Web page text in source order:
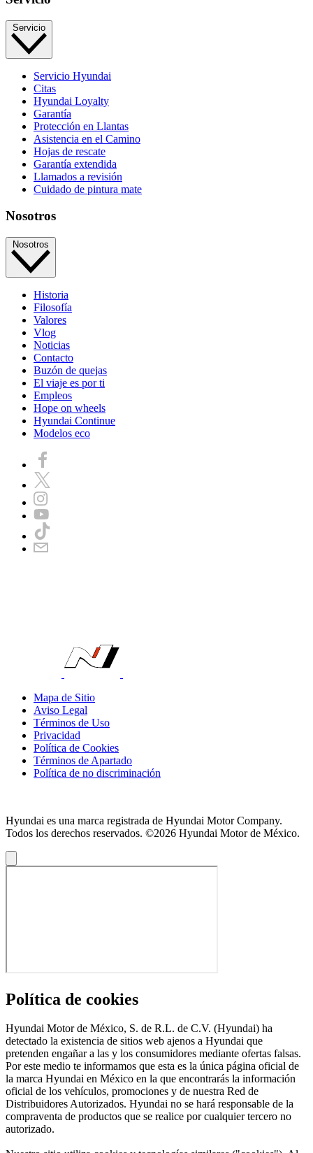
Servicio
Servicio Hyundai
Citas
Hyundai Loyalty
Garantía
Protección en Llantas
Asistencia en el Camino
Hojas de rescate
Garantía extendida
Llamados a revisión
Cuidado de pintura mate⁠
Nosotros
Nosotros
Historia
Filosofía
Valores
Vlog
Noticias
Contacto
Buzón de quejas
El viaje es por ti
Empleos
Hope on wheels
Hyundai Continue
Modelos eco
Mapa de Sitio
Aviso Legal
Términos de Uso
Privacidad
Política de Cookies
Términos de Apartado
Política de no discriminación
Hyundai es una marca registrada de Hyundai Motor Company.
Todos los derechos reservados. ©2026 Hyundai Motor de México.
Política de cookies
Hyundai Motor de México, S. de R.L. de C.V. (Hyundai) ha
detectado la existencia de sitios web ajenos a Hyundai que
pretenden engañar a las y los consumidores mediante ofertas falsas.
Por este medio te informamos que esta es la única página oficial de
la marca Hyundai en México en la que encontrarás la información
oficial de los vehículos, promociones y de nuestra Red de
Distribuidores Autorizados. Hyundai no se hará responsable de la
compraventa de productos que se realice por cualquier tercero no
autorizado.